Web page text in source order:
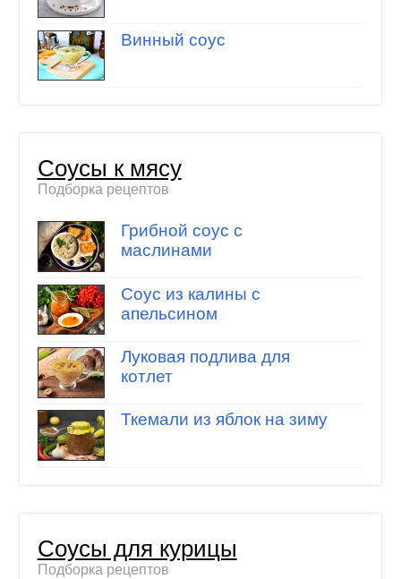
Винный соус
Соусы к мясу
Подборка рецептов
Грибной соус с
маслинами
Соус из калины с
апельсином
Луковая подлива для
котлет
Ткемали из яблок на зиму
Соусы для курицы
Подборка рецептов